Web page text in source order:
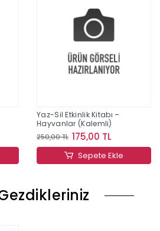
Yaz-Sil Etkinlik Kitabı –
Hayvanlar (Kalemli)
250,00 TL 175,00 TL
Sepete Ekle